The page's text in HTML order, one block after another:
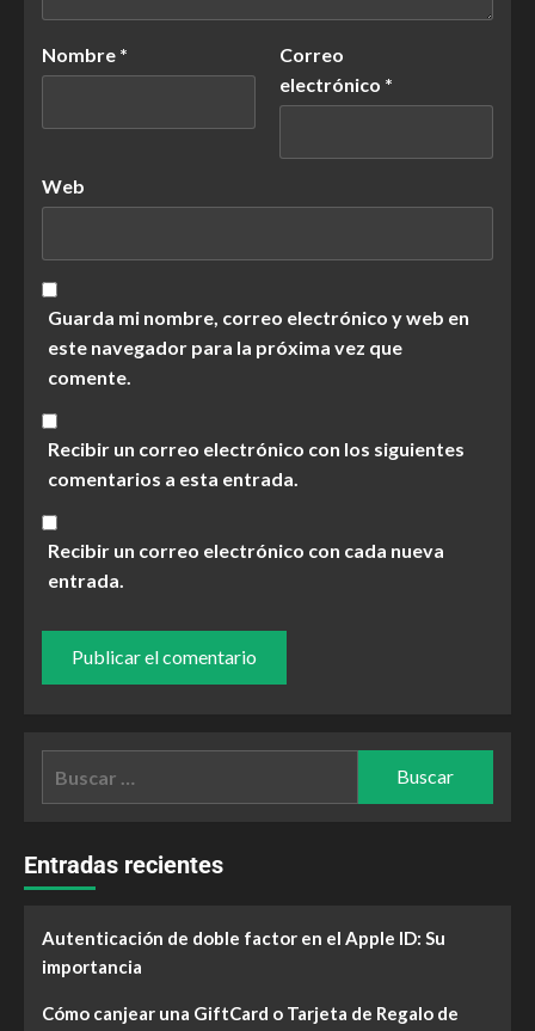
Nombre *
Correo
electrónico *
Web
Guarda mi nombre, correo electrónico y web en
este navegador para la próxima vez que
comente.
Recibir un correo electrónico con los siguientes
comentarios a esta entrada.
Recibir un correo electrónico con cada nueva
entrada.
Entradas recientes
Autenticación de doble factor en el Apple ID: Su
importancia
Cómo canjear una GiftCard o Tarjeta de Regalo de